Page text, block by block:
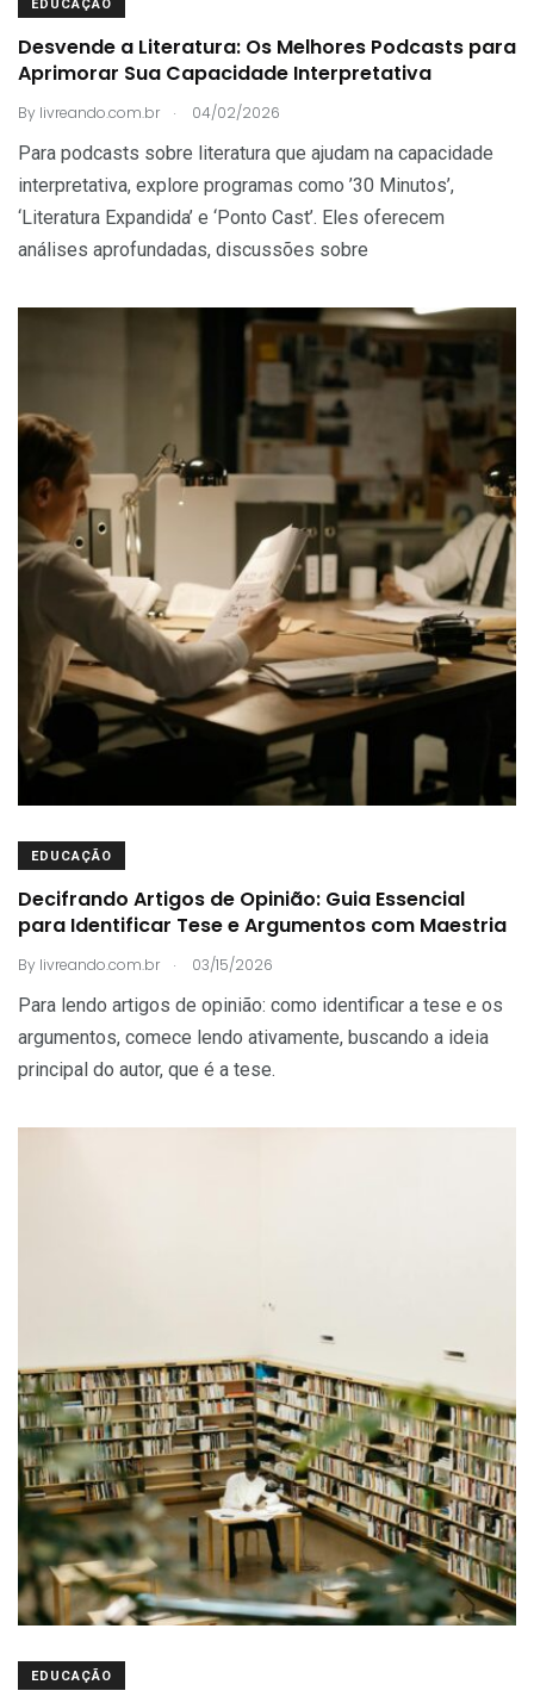
EDUCAÇÃO
Desvende a Literatura: Os Melhores Podcasts para
Aprimorar Sua Capacidade Interpretativa
By livreando.com.br . 04/02/2026
Para podcasts sobre literatura que ajudam na capacidade
interpretativa, explore programas como ’30 Minutos’,
‘Literatura Expandida’ e ‘Ponto Cast’. Eles oferecem
análises aprofundadas, discussões sobre
EDUCAÇÃO
Decifrando Artigos de Opinião: Guia Essencial
para Identificar Tese e Argumentos com Maestria
By livreando.com.br . 03/15/2026
Para lendo artigos de opinião: como identificar a tese e os
argumentos, comece lendo ativamente, buscando a ideia
principal do autor, que é a tese.
EDUCAÇÃO